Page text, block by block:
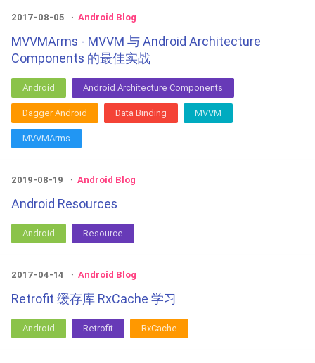
2017-08-05 Android Blog
MVVMArms - MVVM 与 Android Architecture
Components 的最佳实战
Android Android Architecture Components
Dagger Android Data Binding MVVM
MVVMArms
2019-08-19 Android Blog
Android Resources
Android Resource
2017-04-14 Android Blog
Retrofit 缓存库 RxCache 学习
Android Retrofit RxCache